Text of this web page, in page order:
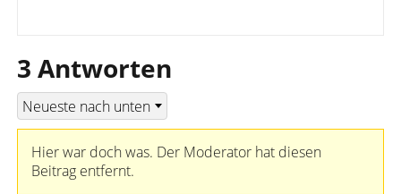
3 Antworten
Hier war doch was. Der Moderator hat diesen
Beitrag entfernt.